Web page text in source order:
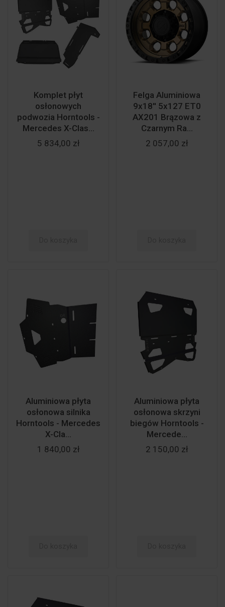
Komplet płyt
osłonowych
podwozia Horntools -
Mercedes X-Clas...
5 834,00 zł
Felga Aluminiowa
9x18'' 5x127 ET0
AX201 Brązowa z
Czarnym Ra...
2 057,00 zł
Aluminiowa płyta
osłonowa silnika
Horntools - Mercedes
X-Cla...
1 840,00 zł
Aluminiowa płyta
osłonowa skrzyni
biegów Horntools -
Mercede...
2 150,00 zł